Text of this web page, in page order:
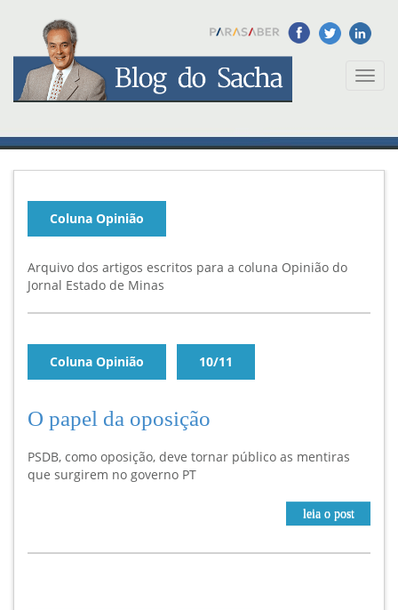
Toggle
Coluna Opinião
Arquivo dos artigos escritos para a coluna Opinião do
Jornal Estado de Minas
Coluna Opinião 10/11
O papel da oposição
PSDB, como oposição, deve tornar público as mentiras
que surgirem no governo PT
leia o post